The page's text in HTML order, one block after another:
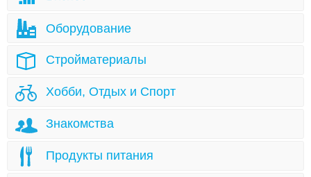
Оборудование
Стройматериалы
Хобби, Отдых и Спорт
Знакомства
Продукты питания